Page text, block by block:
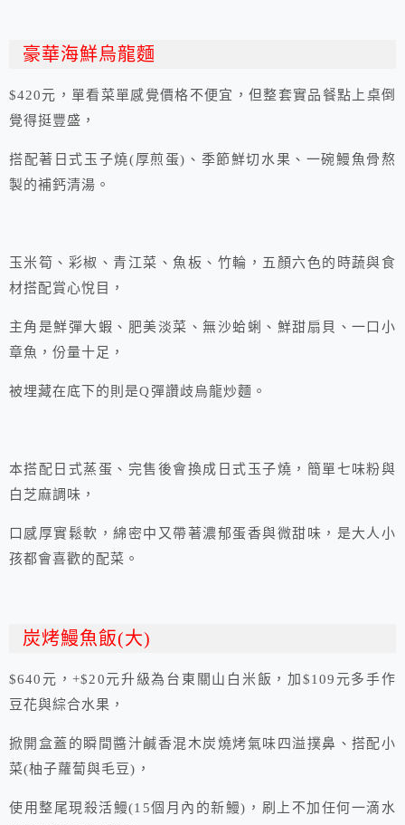
豪華海鮮烏龍麵
$420元，單看菜單感覺價格不便宜，但整套實品餐點上桌倒
覺得挺豐盛，
搭配著日式玉子燒(厚煎蛋)、季節鮮切水果、一碗鰻魚骨熬
製的補鈣清湯。
玉米筍、彩椒、青江菜、魚板、竹輪，五顏六色的時蔬與食
材搭配賞心悅目，
主角是鮮彈大蝦、肥美淡菜、無沙蛤蜊、鮮甜扇貝、一口小
章魚，份量十足，
被埋藏在底下的則是Q彈讚歧烏龍炒麵。
本搭配日式蒸蛋、完售後會換成日式玉子燒，簡單七味粉與
白芝麻調味，
口感厚實鬆軟，綿密中又帶著濃郁蛋香與微甜味，是大人小
孩都會喜歡的配菜。
炭烤鰻魚飯(大)
$640元，+$20元升級為台東關山白米飯，加$109元多手作
豆花與綜合水果，
掀開盒蓋的瞬間醬汁鹹香混木炭燒烤氣味四溢撲鼻、搭配小
菜(柚子蘿蔔與毛豆)，
使用整尾現殺活鰻(15個月內的新鰻)，刷上不加任何一滴水